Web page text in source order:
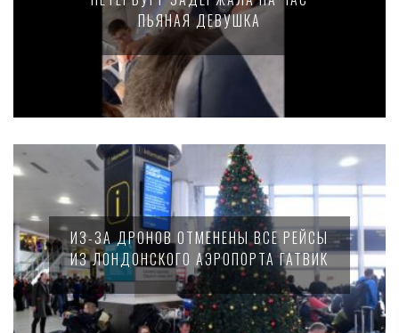
ПЬЯНАЯ ДЕВУШКА
ИЗ-ЗА ДРОНОВ ОТМЕНЕНЫ ВСЕ РЕЙСЫ
ИЗ ЛОНДОНСКОГО АЭРОПОРТА ГАТВИК